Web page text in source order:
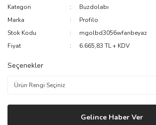
Kategori
Buzdolabı
Marka
Profilo
Stok Kodu
mgolbd3056wfanbeyaz
Fiyat
6.665,83 TL + KDV
Seçenekler
Gelince Haber Ver